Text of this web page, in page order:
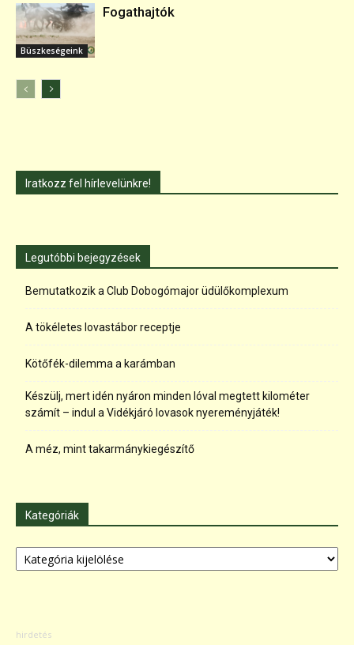
Büszkeségeink
Fogathajtók
Iratkozz fel hírlevelünkre!
Legutóbbi bejegyzések
Bemutatkozik a Club Dobogómajor üdülőkomplexum
A tökéletes lovastábor receptje
Kötőfék-dilemma a karámban
Készülj, mert idén nyáron minden lóval megtett kilométer
számít – indul a Vidékjáró lovasok nyereményjáték!
A méz, mint takarmánykiegészítő
Kategóriák
Kategóriák